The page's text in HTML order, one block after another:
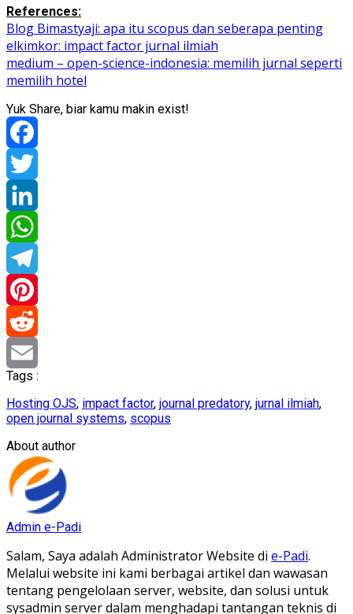
References:
Blog Bimastyaji: apa itu scopus dan seberapa penting
elkimkor: impact factor jurnal ilmiah
medium – open-science-indonesia: memilih jurnal seperti
memilih hotel
Yuk Share, biar kamu makin exist!
Facebook
Twitter
LinkedIn
WhatsApp
Telegram
Pinterest
Reddit
Email
Tags :
Hosting OJS, impact factor, journal predatory, jurnal ilmiah,
open journal systems, scopus
About author
Admin e-Padi
Salam, Saya adalah Administrator Website di e-Padi.
Melalui website ini kami berbagai artikel dan wawasan
tentang pengelolaan server, website, dan solusi untuk
sysadmin server dalam menghadapi tantangan teknis di